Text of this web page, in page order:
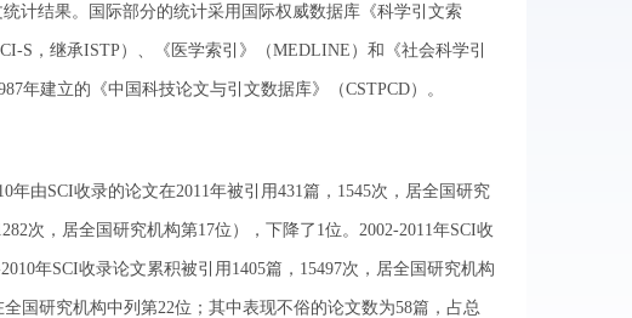
结果。国际部分的统计采用国际权威数据库《科学引文索
S，继承ISTP）、《医学索引》（MEDLINE）和《社会科学引
年建立的《中国科技论文与引文数据库》（CSTPCD）。
由SCI收录的论文在2011年被引用431篇，1545次，居全国研究
次，居全国研究机构第17位），下降了1位。2002-2011年SCI收
年SCI收录论文累积被引用1405篇，15497次，居全国研究机构
国研究机构中列第22位；其中表现不俗的论文数为58篇，占总